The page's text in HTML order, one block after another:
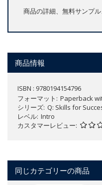
商品の詳細、無料サンプ
商品情報
ISBN : 9780194154796
フォーマット
Paperback
シリーズ Q: Skills for
レベル Intro
カスタマーレビュー
同じカテゴリーの商品